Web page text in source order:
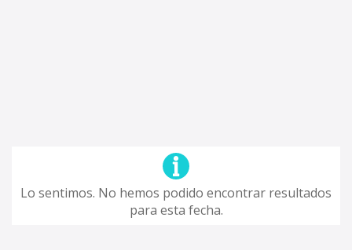
Lo sentimos. No hemos podido encontrar resultados
para esta fecha.